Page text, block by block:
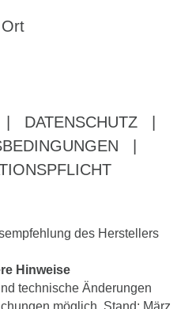
DATENSCHUTZ
des Herstellers
Hinweise
technische Änderungen
möglich. Stand: März